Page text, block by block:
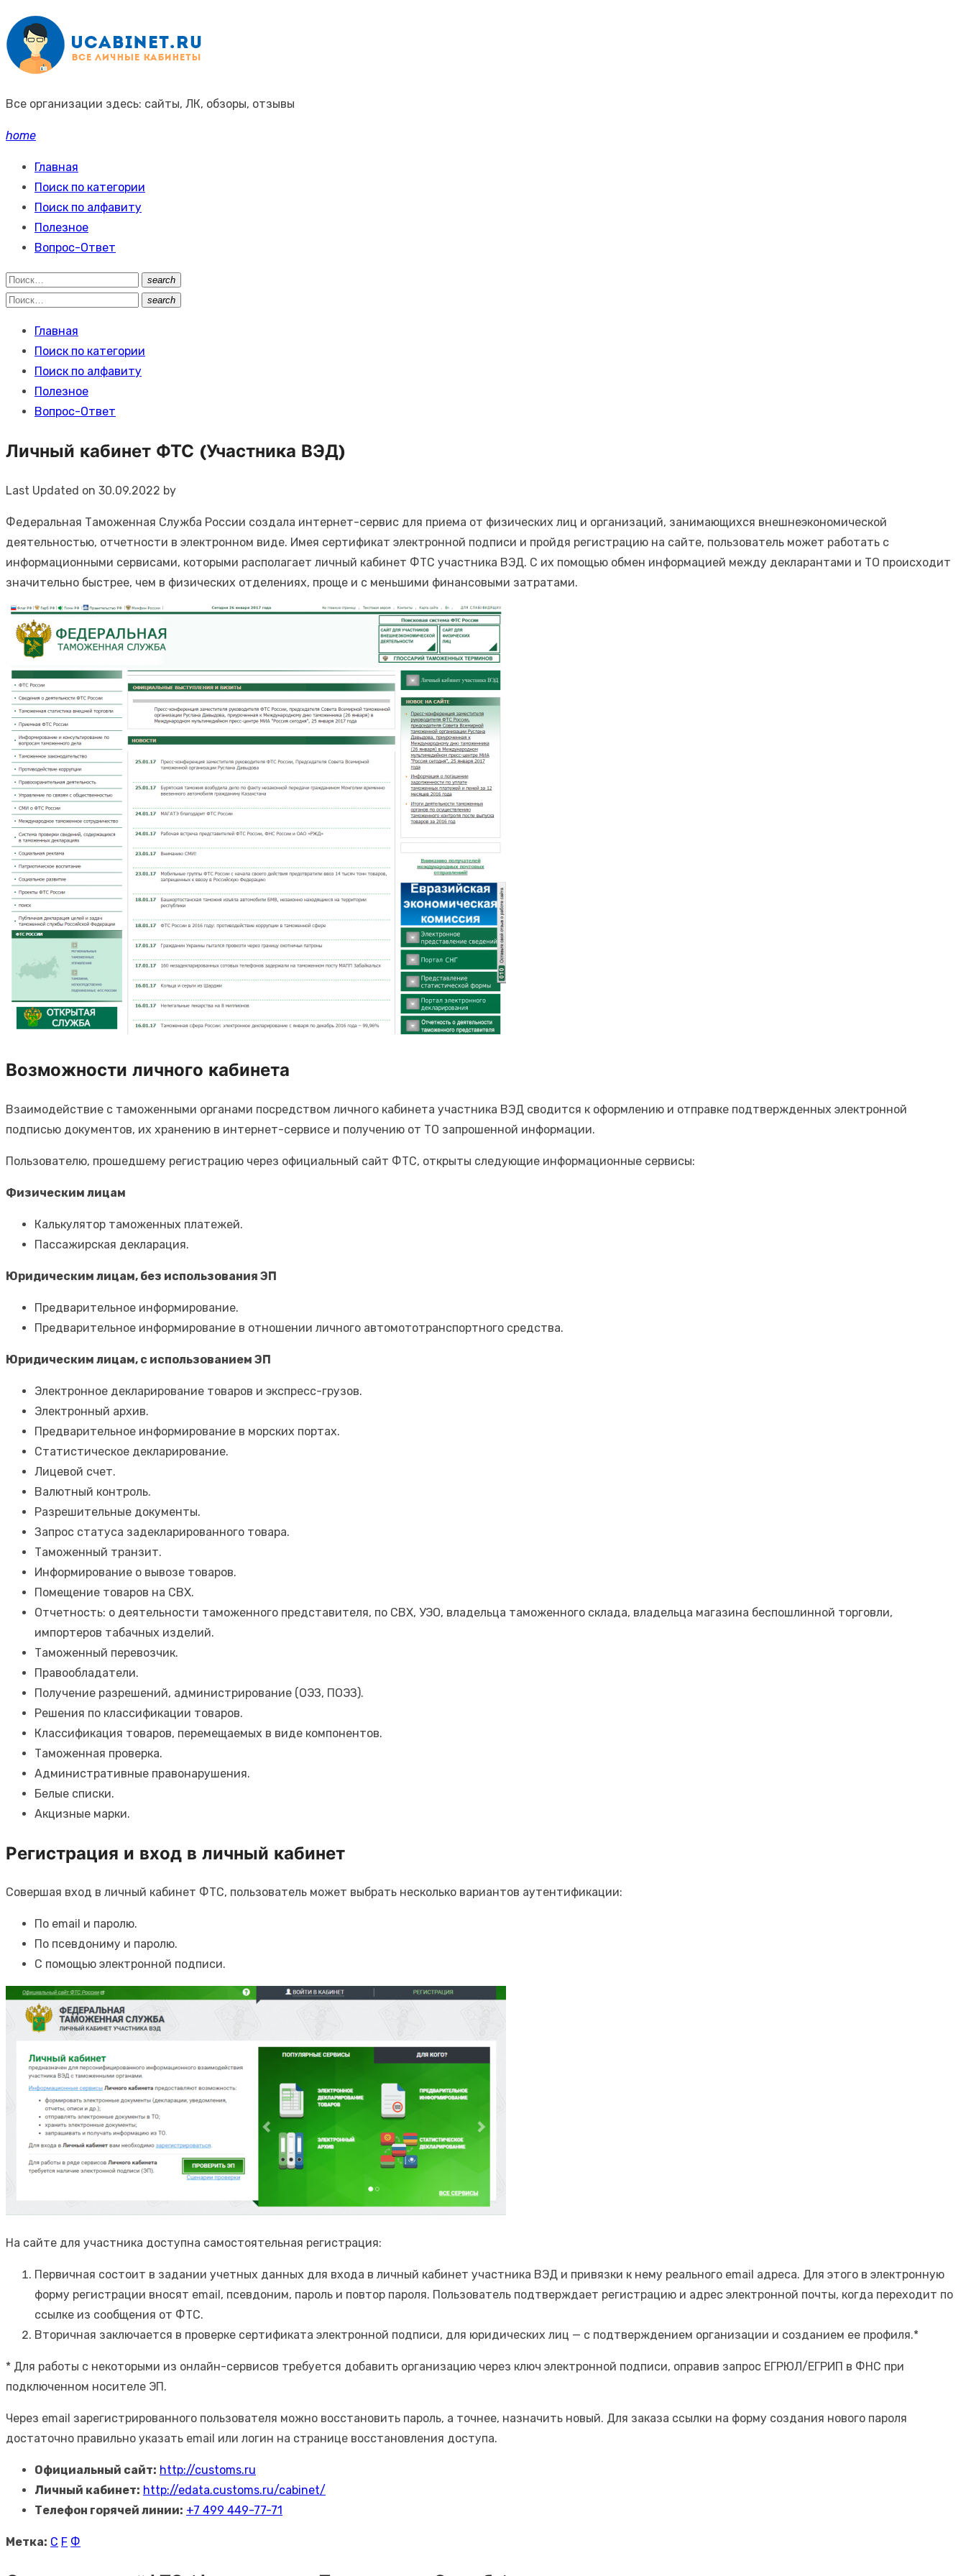
Промотать
к
содержимому
Все организации здесь: сайты, ЛК, обзоры, отзывы
home
Главная
Поиск по категории
Поиск по алфавиту
Полезное
Вопрос-Ответ
Поиск:
search
Поиск
Поиск:
search
Поиск
Главная
Поиск по категории
Поиск по алфавиту
Полезное
Вопрос-Ответ
Личный кабинет ФТС (Участника ВЭД)
Last Updated on 30.09.2022 by
Федеральная Таможенная Служба России создала интернет-сервис для приема от физических лиц и организаций, занимающихся внешнеэкономической
деятельностью, отчетности в электронном виде. Имея сертификат электронной подписи и пройдя регистрацию на сайте, пользователь может работать с
информационными сервисами, которыми располагает личный кабинет ФТС участника ВЭД. С их помощью обмен информацией между декларантами и ТО происходит
значительно быстрее, чем в физических отделениях, проще и с меньшими финансовыми затратами.
Возможности личного кабинета
Взаимодействие с таможенными органами посредством личного кабинета участника ВЭД сводится к оформлению и отправке подтвержденных электронной
подписью документов, их хранению в интернет-сервисе и получению от ТО запрошенной информации.
Пользователю, прошедшему регистрацию через официальный сайт ФТС, открыты следующие информационные сервисы:
Физическим лицам
Калькулятор таможенных платежей.
Пассажирская декларация.
Юридическим лицам, без использования ЭП
Предварительное информирование.
Предварительное информирование в отношении личного автомототранспортного средства.
Юридическим лицам, c использованием ЭП
Электронное декларирование товаров и экспресс-грузов.
Электронный архив.
Предварительное информирование в морских портах.
Статистическое декларирование.
Лицевой счет.
Валютный контроль.
Разрешительные документы.
Запрос статуса задекларированного товара.
Таможенный транзит.
Информирование о вывозе товаров.
Помещение товаров на СВХ.
Отчетность: о деятельности таможенного представителя, по СВХ, УЭО, владельца таможенного склада, владельца магазина беспошлинной торговли,
импортеров табачных изделий.
Таможенный перевозчик.
Правообладатели.
Получение разрешений, администрирование (ОЭЗ, ПОЭЗ).
Решения по классификации товаров.
Классификация товаров, перемещаемых в виде компонентов.
Таможенная проверка.
Административные правонарушения.
Белые списки.
Акцизные марки.
Регистрация и вход в личный кабинет
Совершая вход в личный кабинет ФТС, пользователь может выбрать несколько вариантов аутентификации:
По email и паролю.
По псевдониму и паролю.
С помощью электронной подписи.
На сайте для участника доступна самостоятельная регистрация:
Первичная состоит в задании учетных данных для входа в личный кабинет участника ВЭД и привязки к нему реального email адреса. Для этого в электронную
форму регистрации вносят email, псевдоним, пароль и повтор пароля. Пользователь подтверждает регистрацию и адрес электронной почты, когда переходит по
ссылке из сообщения от ФТС.
Вторичная заключается в проверке сертификата электронной подписи, для юридических лиц — с подтверждением организации и созданием ее профиля.*
* Для работы с некоторыми из онлайн-сервисов требуется добавить организацию через ключ электронной подписи, оправив запрос ЕГРЮЛ/ЕГРИП в ФНС при
подключенном носителе ЭП.
Через email зарегистрированного пользователя можно восстановить пароль, а точнее, назначить новый. Для заказа ссылки на форму создания нового пароля
достаточно правильно указать email или логин на странице восстановления доступа.
Официальный сайт: http://customs.ru
Личный кабинет: http://edata.customs.ru/cabinet/
Телефон горячей линии: +7 499 449-77-71
Метка: C F Ф